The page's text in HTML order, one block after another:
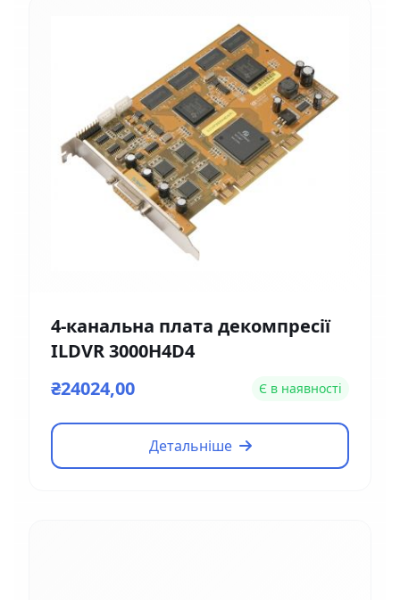
4-канальна плата декомпресії
ILDVR 3000H4D4
₴24024,00
Є в наявності
Детальніше